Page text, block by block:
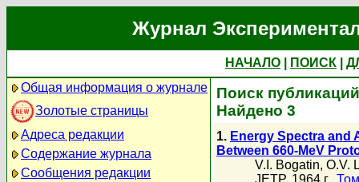
Журнал
НАЧАЛО ПОИСК
Общая информация о журнале
Золотые страницы
Адреса редакции
Содержание журнала
Сообщения редакции
Поиск
Найдено 3
1. Energy Spectra and
Between 660-MeV
V.I. Bogatin, O.V.